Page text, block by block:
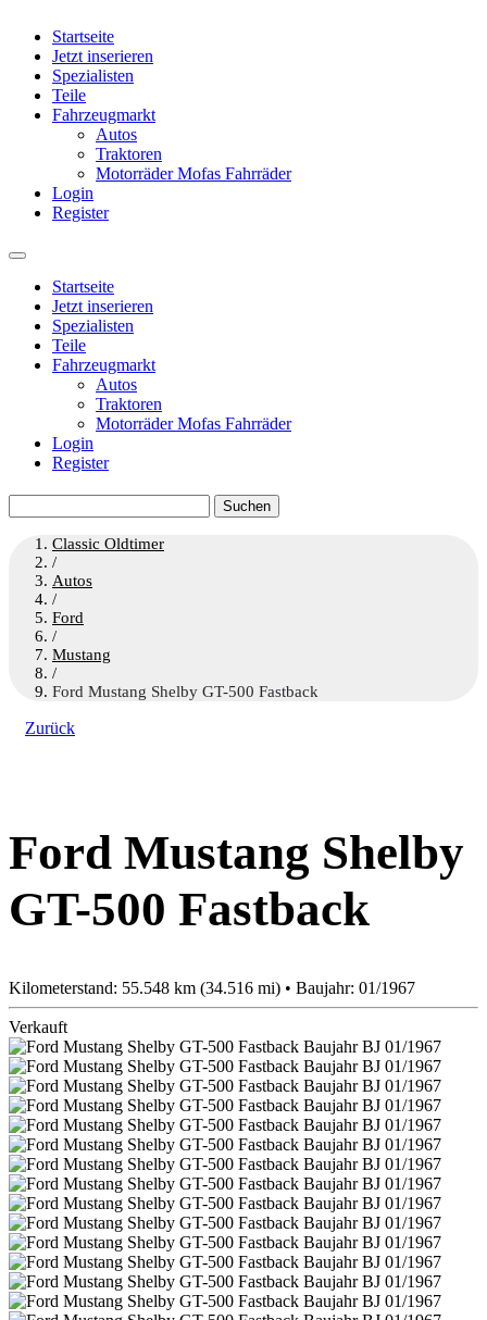
Startseite
Jetzt inserieren
Spezialisten
Teile
Fahrzeugmarkt
Autos
Traktoren
Motorräder Mofas Fahrräder
Login
Register
Startseite
Jetzt inserieren
Spezialisten
Teile
Fahrzeugmarkt
Autos
Traktoren
Motorräder Mofas Fahrräder
Login
Register
nach:
Classic Oldtimer
/
Autos
/
Ford
/
Mustang
/
Ford Mustang Shelby GT-500 Fastback
Zurück
Ford Mustang Shelby
GT-500 Fastback
Kilometerstand: 55.548 km (34.516 mi) • Baujahr: 01/1967
Verkauft